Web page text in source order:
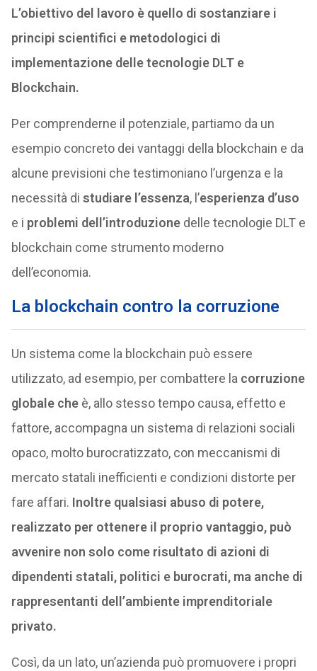
L’obiettivo del lavoro è quello di sostanziare i
principi scientifici e metodologici di
implementazione delle tecnologie DLT e
Blockchain.
Per comprenderne il potenziale, partiamo da un
esempio concreto dei vantaggi della blockchain e da
alcune previsioni che testimoniano l’urgenza e la
necessità di studiare l’essenza, l’esperienza d’uso
e i problemi dell’introduzionedelle tecnologie DLT e
blockchain come strumento moderno
dell’economia.
La blockchain contro la corruzione
Un sistema come la blockchain può essere
utilizzato, ad esempio, per combattere la corruzione
globale cheè, allo stesso tempo causa, effetto e
fattore, accompagna un sistema di relazioni sociali
opaco, molto burocratizzato, con meccanismi di
mercato statali inefficienti e condizioni distorte per
fare affari. Inoltre qualsiasi abuso di potere,
realizzato per ottenere il proprio vantaggio, può
avvenire non solo come risultato di azioni di
dipendenti statali, politici e burocrati, ma anche di
rappresentanti dell’ambiente imprenditoriale
privato.
Così, da un lato, un’azienda può promuovere i propri